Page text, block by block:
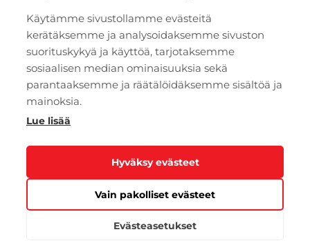
Käytämme sivustollamme evästeitä
kerätäksemme ja analysoidaksemme sivuston
suorituskykyä ja käyttöä, tarjotaksemme
sosiaalisen median ominaisuuksia sekä
parantaaksemme ja räätälöidäksemme sisältöä ja
mainoksia.
Lue lisää
Hyväksy evästeet
Vain pakolliset evästeet
Evästeasetukset
PYYDÄ TARJOUS VERKKOKAUPPA